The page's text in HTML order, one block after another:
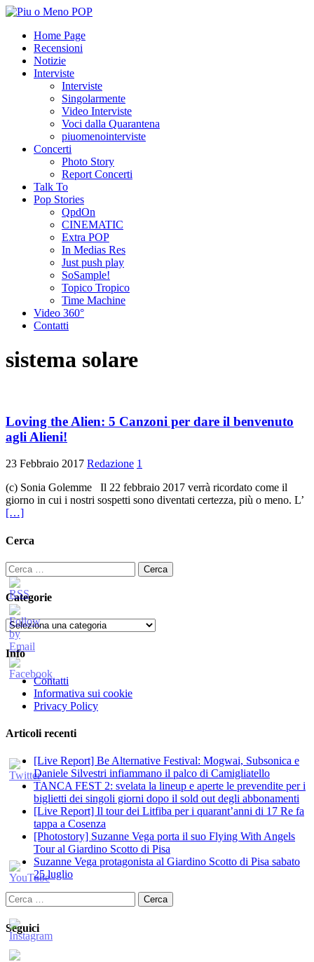
Home Page
Recensioni
Notizie
Interviste
Interviste
Singolarmente
Video Interviste
Voci dalla Quarantena
piuomenointerviste
Concerti
Photo Story
Report Concerti
Talk To
Pop Stories
QpdOn
CINEMATIC
Extra POP
In Medias Res
Just push play
SoSample!
Topico Tropico
Time Machine
Video 360°
Contatti
sistema solare
Loving the Alien: 5 Canzoni per dare il benvenuto
agli Alieni!
23 Febbraio 2017 Redazione 1
(c) Sonia Golemme Il 22 febbraio 2017 verrà ricordato come il
giorno in cui i nostri sospetti sono diventati certezza, più o meno. L’
[…]
Cerca
Ricerca
per:
Categorie
Categorie
Info
Contatti
Informativa sui cookie
Privacy Policy
Articoli recenti
[Live Report] Be Alternative Festival: Mogwai, Subsonica e
Daniele Silvestri infiammano il palco di Camigliatello
TANCA FEST 2: svelata la lineup e aperte le prevendite per i
biglietti dei singoli giorni dopo il sold out degli abbonamenti
[Live Report] Il tour dei Litfiba per i quarant’anni di 17 Re fa
tappa a Cosenza
[Photostory] Suzanne Vega porta il suo Flying With Angels
Tour al Giardino Scotto di Pisa
Suzanne Vega protagonista al Giardino Scotto di Pisa sabato
25 luglio
Ricerca
per:
Seguici